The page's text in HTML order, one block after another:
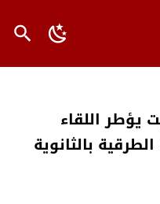
يؤطر اللقاء
بالثانوية